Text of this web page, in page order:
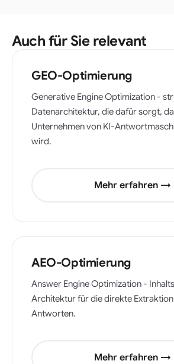
Auch für Sie relevant
GEO-Optimierung
Generative Engine Optimization -
Datenarchitektur, die dafür sorgt,
Unternehmen von KI-
wird.
Mehr erfahren →
AEO-Optimierung
Answer Engine Optimization -
Architektur für die direkte
Antworten.
Mehr erfahren →